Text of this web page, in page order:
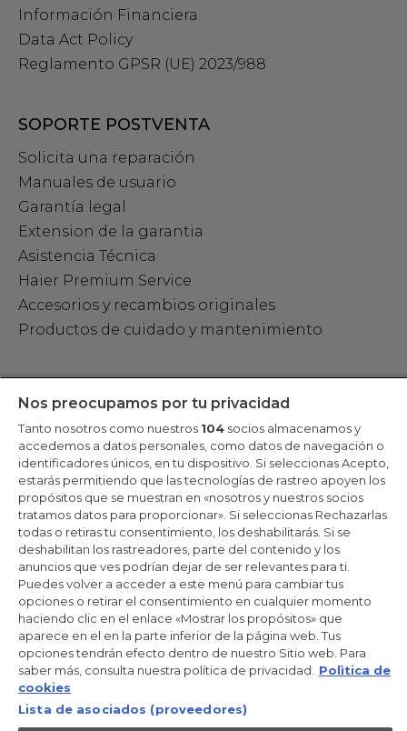
Información Financiera
Data Act Policy
Reglamento GPSR (UE) 2023/988
SOPORTE POSTVENTA
Solicita una reparación
Manuales de usuario
Garantía legal
Extension de la garantia
Asistencia Técnica
Haier Premium Service
Accesorios y recambios originales
Productos de cuidado y mantenimiento
Regístrate ahora
Candy Hoover Group Srl –con accionista único, empresa que
gestiona y coordina la actividad de Candy S.p.A, con domicilio fiscal
en Via Comolli, 57 - 20861 Brugherio (MB) – Sede administrativa:
Via Privata Eden Fumagalli - 20861 Brugherio (MB). - Italia con
capital social de 30,000,000.00€ íntegramente desembolsado.
Registro Mercantil/ tributación de Monza y Brianza 04666310158 –
IVA núm. IT00786860965
ES / Español
Nos preocupamos por tu privacidad
Tanto nosotros como nuestros 104 socios almacenamos y
accedemos a datos personales, como datos de navegación o
identificadores únicos, en tu dispositivo. Si seleccionas Acepto,
estarás permitiendo que las tecnologías de rastreo apoyen los
propósitos que se muestran en «nosotros y nuestros socios
tratamos datos para proporcionar». Si seleccionas Rechazarlas
todas o retiras tu consentimiento, los deshabilitarás. Si se
deshabilitan los rastreadores, parte del contenido y los
anuncios que ves podrían dejar de ser relevantes para ti.
Puedes volver a acceder a este menú para cambiar tus
opciones o retirar el consentimiento en cualquier momento
haciendo clic en el enlace «Mostrar los propósitos» que
aparece en el en la parte inferior de la página web. Tus
opciones tendrán efecto dentro de nuestro Sitio web. Para
saber más, consulta nuestra política de privacidad.
Polìtica de
cookies
Lista de asociados (proveedores)